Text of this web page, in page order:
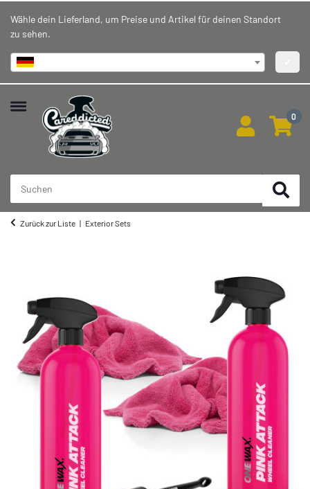
Wähle dein Lieferland, um Preise und Artikel für deinen Standort
zu sehen.
0
Zurück zur Liste Exterior Sets